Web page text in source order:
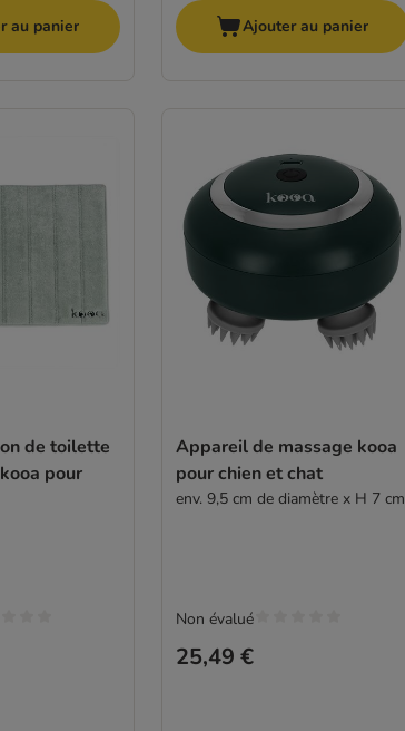
au panier Ajouter au panier
de toilette
pour
Appareil de massage kooa
pour chien et chat
env. 9,5 cm de diamètre x H 7 cm
25,49 €
Non évalué